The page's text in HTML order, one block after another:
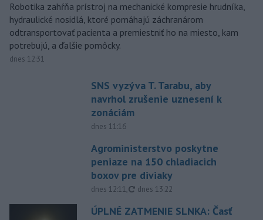
Robotika zahŕňa prístroj na mechanické kompresie hrudníka,
hydraulické nosidlá, ktoré pomáhajú záchranárom
odtransportovať pacienta a premiestniť ho na miesto, kam
potrebujú, a ďalšie pomôcky.
dnes 12:31
SNS vyzýva T. Tarabu, aby
navrhol zrušenie uznesení k
zonáciám
dnes 11:16
Agroministerstvo poskytne
peniaze na 150 chladiacich
boxov pre diviaky
dnes 12:11, aktualizované
dnes 13:22
ÚPLNÉ ZATMENIE SLNKA: Časť